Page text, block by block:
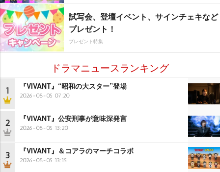
試写会、登壇イベント、サインチェキなど
プレゼント！
プレゼント特集
ドラマニュースランキング
1 『VIVANT』“昭和の大スター”登場
2026-08-05 07:20
2 『VIVANT』公安刑事が意味深発言
2026-08-05 13:20
3 『VIVANT』＆コアラのマーチコラボ
2026-08-05 13:15